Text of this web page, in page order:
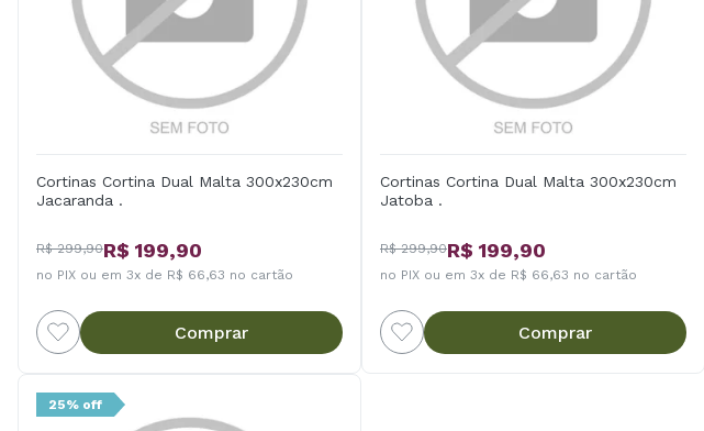
Cortinas Cortina Dual Malta 300x230cm
Jacaranda .
R$ 299,90R$ 199,90
no PIX ou em 3x de R$ 66,63 no cartão
Comprar
Cortinas Cortina Dual Malta 300x230cm
Jatoba .
R$ 299,90R$ 199,90
no PIX ou em 3x de R$ 66,63 no cartão
Comprar
25% off